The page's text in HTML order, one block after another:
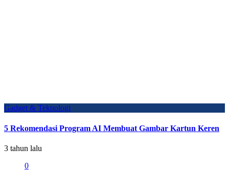
Gadget & Teknologi
5 Rekomendasi Program AI Membuat Gambar Kartun Keren
3 tahun lalu
0